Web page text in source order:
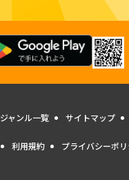
ジャンル一覧 サイトマップ
利用規約 プライバシーポ